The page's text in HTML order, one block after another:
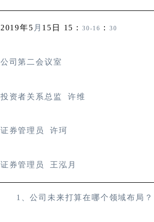
2019年5 月 15 日 15 ： 30-16 ： 30
公司第二会议室
投资者关系总监 许维
证券管理员 许珂
证券管理员 王泓月
1 、公司未来打算在哪个领域布局？